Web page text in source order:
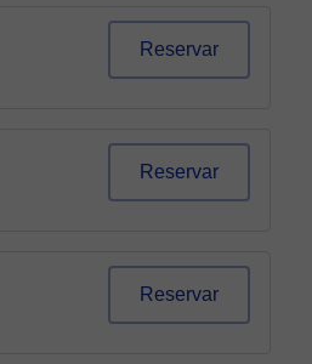
Reservar
Reservar
Reservar